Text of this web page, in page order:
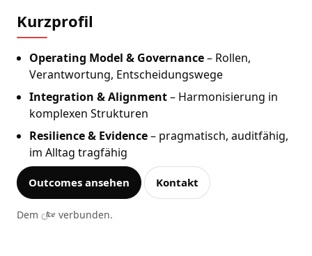
Kurzprofil
Operating Model & Governance– Rollen,
Verantwortung, Entscheidungswege
Integration & Alignment– Harmonisierung in
komplexen Strukturen
Resilience & Evidence– pragmatisch, auditfähig,
im Alltag tragfähig
Outcomes ansehen Kontakt
Dem verbunden.